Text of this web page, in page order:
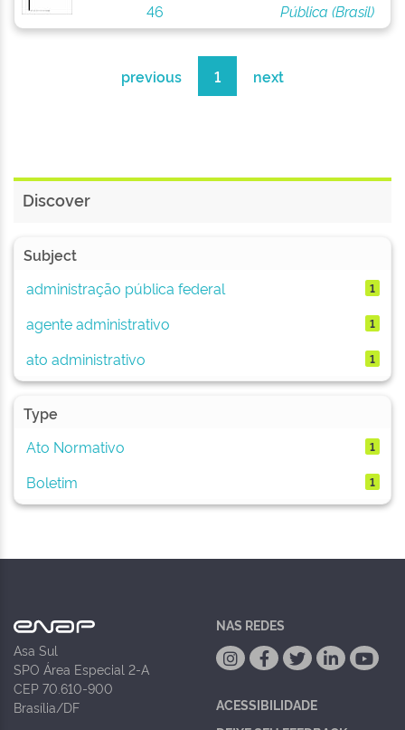
46
Pública (Brasil)
previous 1 next
Discover
Subject
administração pública federal
1
agente administrativo 1
ato administrativo 1
Type
Ato Normativo
1
Boletim 1
Asa Sul
SPO Área Especial 2-A
CEP 70.610-900
Brasília/DF
NAS REDES
ACESSIBILIDADE